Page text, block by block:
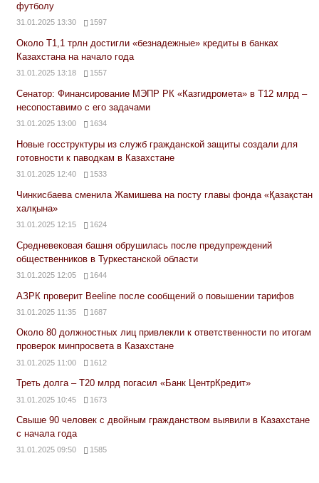
футболу
31.01.2025 13:30 1597
Около Т1,1 трлн достигли «безнадежные» кредиты в банках
Казахстана на начало года
31.01.2025 13:18 1557
Сенатор: Финансирование МЭПР РК «Казгидромета» в Т12 млрд –
несопоставимо с его задачами
31.01.2025 13:00 1634
Новые госструктуры из служб гражданской защиты создали для
готовности к паводкам в Казахстане
31.01.2025 12:40 1533
Чинкисбаева сменила Жамишева на посту главы фонда «Қазақстан
халқына»
31.01.2025 12:15 1624
Средневековая башня обрушилась после предупреждений
общественников в Туркестанской области
31.01.2025 12:05 1644
АЗРК проверит Beeline после сообщений о повышении тарифов
31.01.2025 11:35 1687
Около 80 должностных лиц привлекли к ответственности по итогам
проверок минпросвета в Казахстане
31.01.2025 11:00 1612
Треть долга – Т20 млрд погасил «Банк ЦентрКредит»
31.01.2025 10:45 1673
Свыше 90 человек с двойным гражданством выявили в Казахстане
с начала года
31.01.2025 09:50 1585